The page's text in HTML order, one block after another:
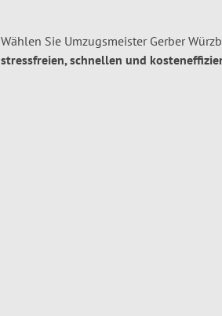
Wählen Sie Umzugsmeister Gerber
stressfreien, schnellen und